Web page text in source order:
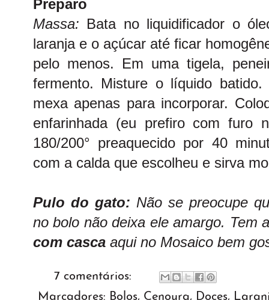
Preparo
Massa: Bata no liquidificador o
laranja e o açúcar até ficar
pelo menos. Em uma tigela,
fermento. Misture o líquido
mexa apenas para incorporar.
enfarinhada (eu prefiro com furo
180/200° preaquecido por 40
com a calda que escolheu e sirva
Pulo do gato: Não se preocupe
no bolo não deixa ele amargo. Tem
com casca aqui no Mosaico bem
7 comentários:
Marcadores: Bolos, Cenoura, Doces,